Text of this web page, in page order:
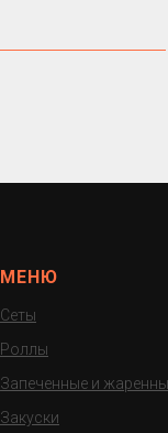
МЕНЮ
Сеты
Роллы
Запеченные и
Закуски